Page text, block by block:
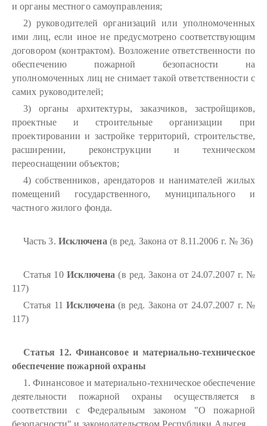
и органы местного самоуправления;
2) руководителей организаций или уполномоченных
ими лиц, если иное не предусмотрено соответствующим
договором (контрактом). Возложение ответственности по
обеспечению пожарной безопасности на
уполномоченных лиц не снимает такой ответственности с
самих руководителей;
3) органы архитектуры, заказчиков, застройщиков,
проектные и строительные организации при
проектировании и застройке территорий, строительстве,
расширении, реконструкции и техническом
переоснащении объектов;
4) собственников, арендаторов и нанимателей жилых
помещений государственного, муниципального и
частного жилого фонда.
Часть 3. Исключена (в ред. Закона от 8.11.2006 г. № 36)
Статья 10Исключена(в ред. Закона от 24.07.2007 г. №
117)
Статья 11 Исключена (в ред. Закона от 24.07.2007 г. №
117)
Статья 12. Финансовое и материально-техническое
обеспечение пожарной охраны
1. Финансовое и материально-техническое обеспечение
деятельности пожарной охраны осуществляется в
соответствии с Федеральным законом "О пожарной
безопасности" и законодательством Республики Адыгея.